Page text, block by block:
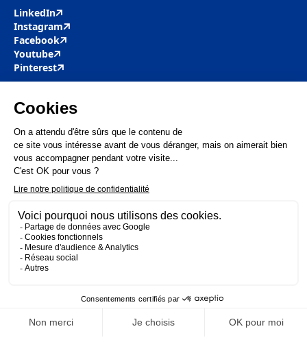
LinkedIn
Instagram
Facebook
Youtube
Pinterest
Mobil M & Vous
Nos offres d’emploi
Actualités
FAQ
Mentions légales